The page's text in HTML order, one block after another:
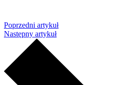
Poprzedni artykuł
Następny artykuł